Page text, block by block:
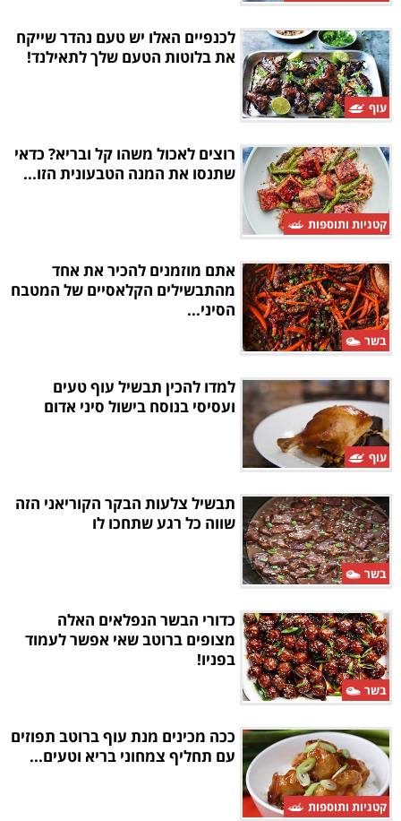
עוף
לכנפיים האלו יש טעם נהדר שייקח
את בלוטות הטעם שלך לתאילנד!
קטניות ותוספות
רוצים לאכול משהו קל ובריא? כדאי
שתנסו את המנה הטבעונית הזו...
בשר
אתם מוזמנים להכיר את אחד
מהתבשילים הקלאסיים של המטבח
הסיני...
עוף
למדו להכין תבשיל עוף טעים
ועסיסי בנוסח בישול סיני אדום
בשר
תבשיל צלעות הבקר הקוריאני הזה
שווה כל רגע שתחכו לו
בשר
כדורי הבשר הנפלאים האלה
מצופים ברוטב שאי אפשר לעמוד
בפניו!
קטניות ותוספות
ככה מכינים מנת עוף ברוטב תפוזים
עם תחליף צמחוני בריא וטעים...